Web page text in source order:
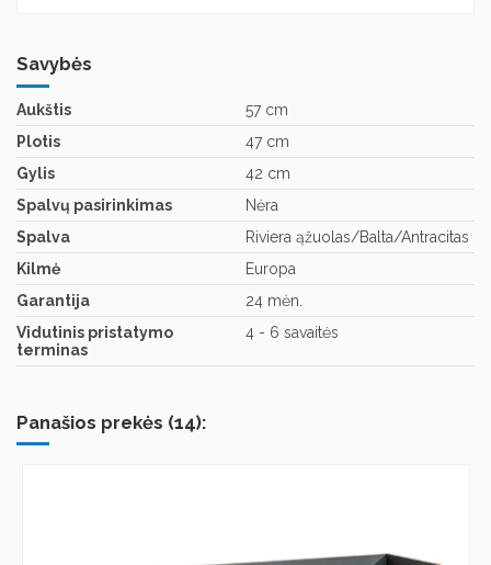
Savybės
Aukštis
57 cm
Plotis
47 cm
Gylis
42 cm
Spalvų pasirinkimas
Nėra
Spalva
Riviera ąžuolas/Balta/Antracitas
Kilmė
Europa
Garantija
24 mėn.
Vidutinis pristatymo
terminas
4 - 6 savaitės
Panašios prekės (14):